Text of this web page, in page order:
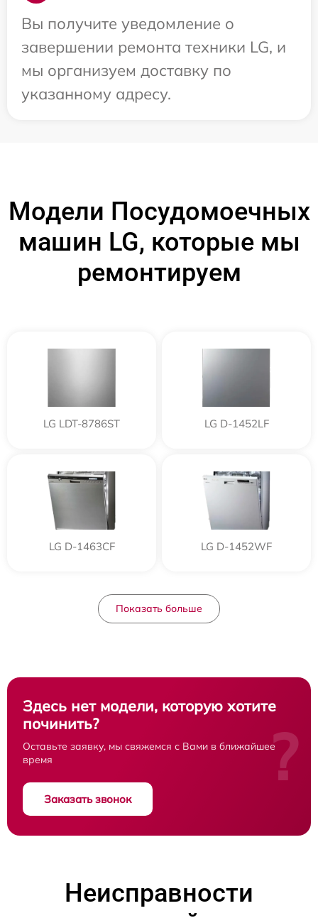
Вы получите уведомление о
завершении ремонта техники LG, и
мы организуем доставку по
указанному адресу.
Модели Посудомоечных
машин LG, которые мы
ремонтируем
LG LDT-8786ST LG D-1452LF
LG D-1463CF LG D-1452WF
Показать больше
Здесь нет модели, которую хотите
починить?
Оставьте заявку, мы свяжемся с Вами в ближайшее
время
Заказать звонок
?
Неисправности